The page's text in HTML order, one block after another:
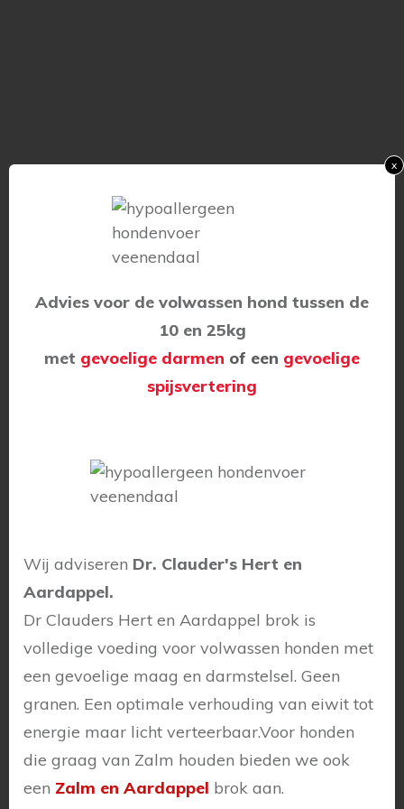
Advies voor de volwassen hond tussen de
10 en 25kg
met gevoelige darmen of een gevoelige
spijsvertering
Wij adviseren Dr. Clauder's Hert en
Aardappel.
Dr Clauders Hert en Aardappel brok is
volledige voeding voor volwassen honden met
een gevoelige maag en darmstelsel. Geen
granen. Een optimale verhouding van eiwit tot
energie maar licht verteerbaar.Voor honden
die graag van Zalm houden bieden we ook
een Zalm en Aardappel brok aan.
x